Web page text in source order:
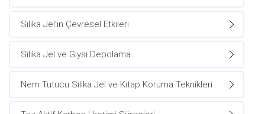
Silika Jel'in Çevresel Etkileri
Silika Jel ve Giysi Depolama
Nem Tutucu Silika Jel ve Kitap Koruma Teknikleri